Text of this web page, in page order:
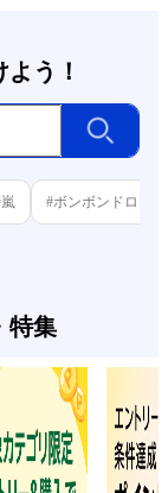
う！
#ボンボンドロッ
特集